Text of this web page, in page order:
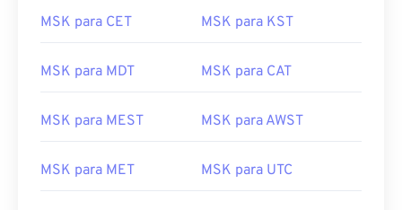
MSK para CET MSK para KST
MSK para MDT MSK para CAT
MSK para MEST MSK para AWST
MSK para MET MSK para UTC